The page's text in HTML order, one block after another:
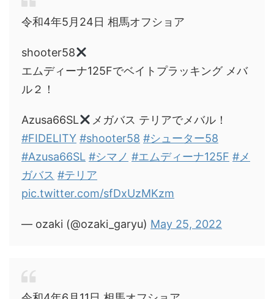
令和4年5月24日 相馬オフショア
shooter58
エムディーナ125Fでベイトプラッキング メバ
ル２！
Azusa66SL
メガバス テリアでメバル！
#FIDELITY #shooter58 #シューター58
#Azusa66SL #シマノ #エムディーナ125F #メ
ガバス #テリア
pic.twitter.com/sfDxUzMKzm
— ozaki (@ozaki_garyu) May 25, 2022